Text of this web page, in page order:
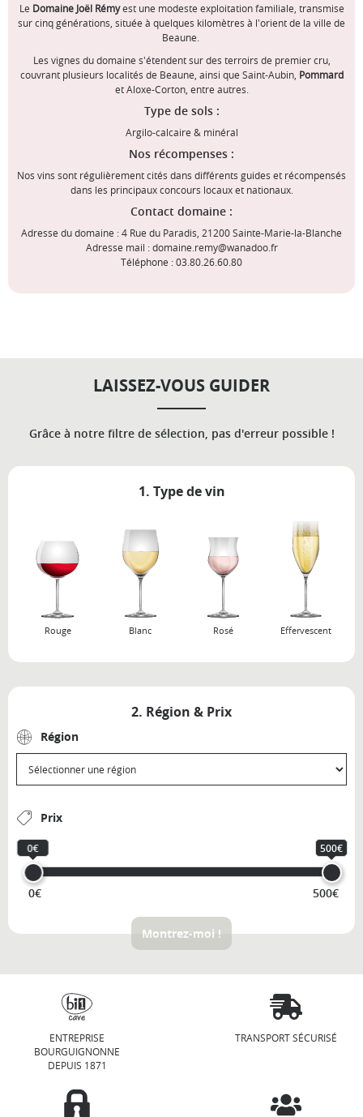
Le Domaine Joël Rémyest une modeste exploitation familiale, transmise
sur cinq générations, située à quelques kilomètres à l'orient de la ville de
Beaune.
Les vignes du domaine s'étendent sur des terroirs de premier cru,
couvrant plusieurs localités de Beaune, ainsi que Saint-Aubin, Pommard
et Aloxe-Corton, entre autres.
Type de sols :
Argilo-calcaire & minéral
Nos récompenses :
Nos vins sont régulièrement cités dans différents guides et récompensés
dans les principaux concours locaux et nationaux.
Contact domaine :
Adresse du domaine : 4 Rue du Paradis, 21200 Sainte-Marie-la-Blanche
Adresse mail : domaine.remy@wanadoo.fr
Téléphone : 03.80.26.60.80
LAISSEZ-VOUS GUIDER
Grâce à notre filtre de sélection, pas d'erreur possible !
1. Type de vin
Rouge Blanc Rosé Effervescent
2. Région & Prix
Région
Prix
0€ 500€
0€ 500€
Montrez-moi !
ENTREPRISE
BOURGUIGNONNE
DEPUIS 1871
TRANSPORT SÉCURISÉ